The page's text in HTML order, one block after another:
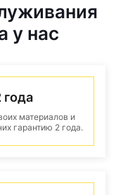
у нас
года
материалов и
гарантию 2 года.